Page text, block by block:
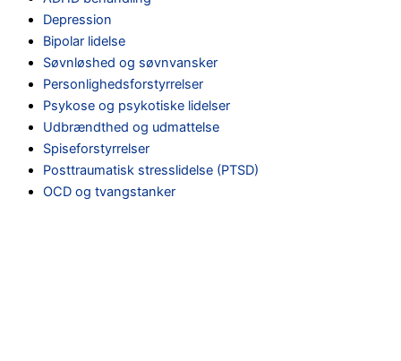
Depression
Bipolar lidelse
Søvnløshed og søvnvansker
Personlighedsforstyrrelser
Psykose og psykotiske lidelser
Udbrændthed og udmattelse
Spiseforstyrrelser
Posttraumatisk stresslidelse (PTSD)
OCD og tvangstanker